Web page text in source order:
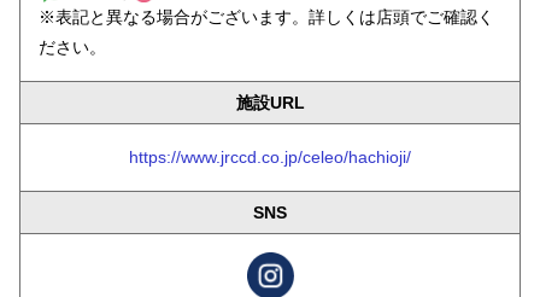
※表記と異なる場合がございます。詳しくは店頭でご確認く
ださい。
施設URL
https://www.jrccd.co.jp/celeo/hachioji/
SNS